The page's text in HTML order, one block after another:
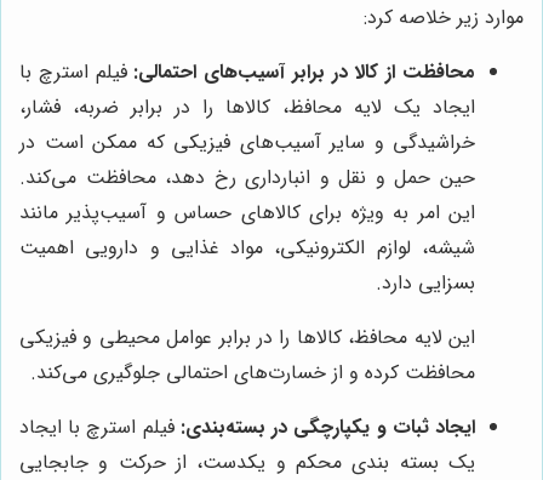
موارد زیر خلاصه کرد:
محافظت از کالا در برابر آسیب‌های احتمالی: فیلم استرچ با
ایجاد یک لایه محافظ، کالاها را در برابر ضربه، فشار،
خراشیدگی و سایر آسیب‌های فیزیکی که ممکن است در
حین حمل و نقل و انبارداری رخ دهد، محافظت می‌کند.
این امر به ویژه برای کالاهای حساس و آسیب‌پذیر مانند
شیشه، لوازم الکترونیکی، مواد غذایی و دارویی اهمیت
بسزایی دارد.
این لایه محافظ، کالاها را در برابر عوامل محیطی و فیزیکی
محافظت کرده و از خسارت‌های احتمالی جلوگیری می‌کند.
ایجاد ثبات و یکپارچگی در بسته‌بندی: فیلم استرچ با ایجاد
یک بسته بندی محکم و یکدست، از حرکت و جابجایی